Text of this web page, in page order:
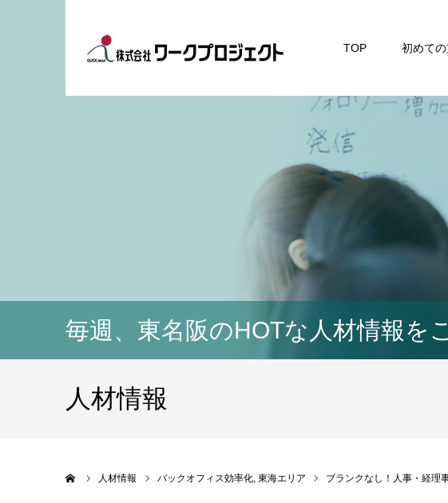
TOP 初めて
毎週、東名阪のHOTな人材情報を
人材情報
人材情報 バックオフィス効率化 東海エリア ブランクなし！人事・経理